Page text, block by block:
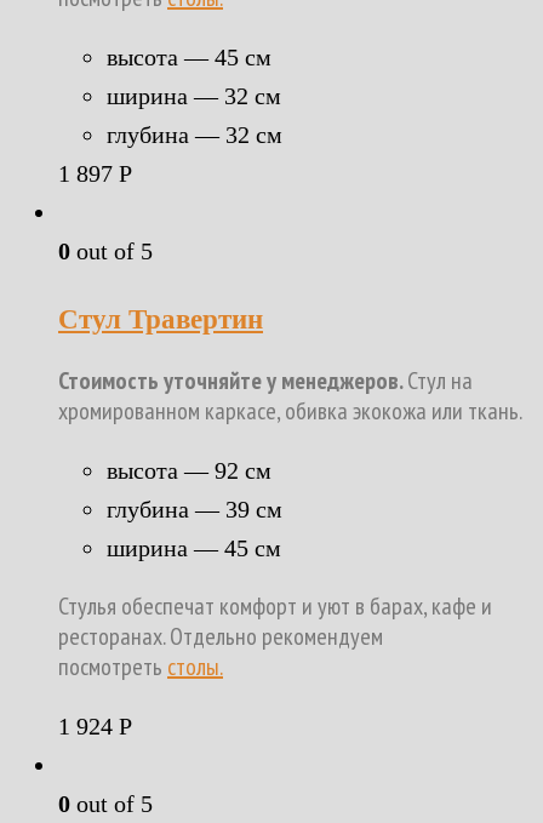
высота — 45 см
ширина — 32 см
глубина — 32 см
1 897 Р
0 out of 5
Стул Травертин
Стоимость уточняйте у менеджеров.Стул на
хромированном каркасе, обивка экокожа или ткань.
высота — 92 см
глубина — 39 см
ширина — 45 см
Стулья обеспечат комфорт и уют в барах, кафе и
ресторанах. Отдельно рекомендуем
посмотреть столы.
1 924 Р
0 out of 5